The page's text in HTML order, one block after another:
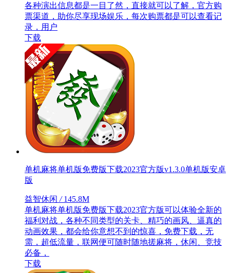
各种演出信息都是一目了然，直接就可以了解，官方购
票渠道，助你尽享现场娱乐，每次购票都是可以查看记
录，用户
下载
单机麻将单机版免费版下载2023官方版v1.3.0单机版安卓
版
益智休闲 /145.8M
单机麻将单机版免费版下载2023官方版可以体验全新的
福利对战，各种不同类型的关卡、精巧的画风、逼真的
动画效果，都会给你意想不到的惊喜，免费下载，无
需，超低流量，联网便可随时随地搓麻将，休闲、竞技
必备，
下载